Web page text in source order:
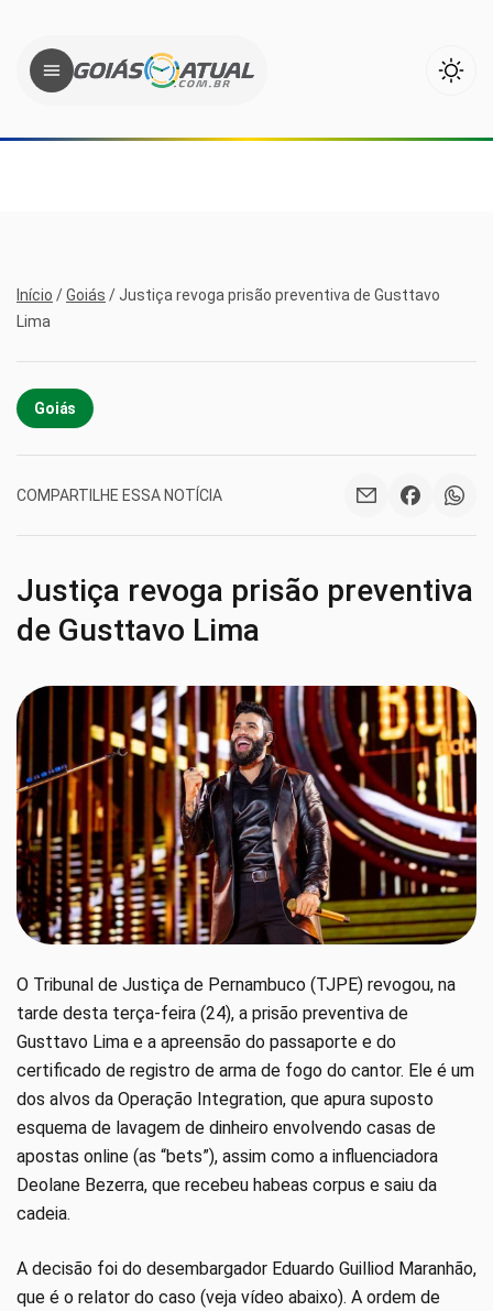
Início /Goiás / Justiça revoga prisão preventiva de Gusttavo
Lima
Goiás
COMPARTILHE ESSA NOTÍCIA
Justiça revoga prisão preventiva
de Gusttavo Lima
O Tribunal de Justiça de Pernambuco (TJPE) revogou, na
tarde desta terça-feira (24), a prisão preventiva de
Gusttavo Lima e a apreensão do passaporte e do
certificado de registro de arma de fogo do cantor. Ele é um
dos alvos da Operação Integration, que apura suposto
esquema de lavagem de dinheiro envolvendo casas de
apostas online (as “bets”), assim como a influenciadora
Deolane Bezerra, que recebeu habeas corpus e saiu da
cadeia.
A decisão foi do desembargador Eduardo Guilliod Maranhão,
que é o relator do caso (veja vídeo abaixo). A ordem de